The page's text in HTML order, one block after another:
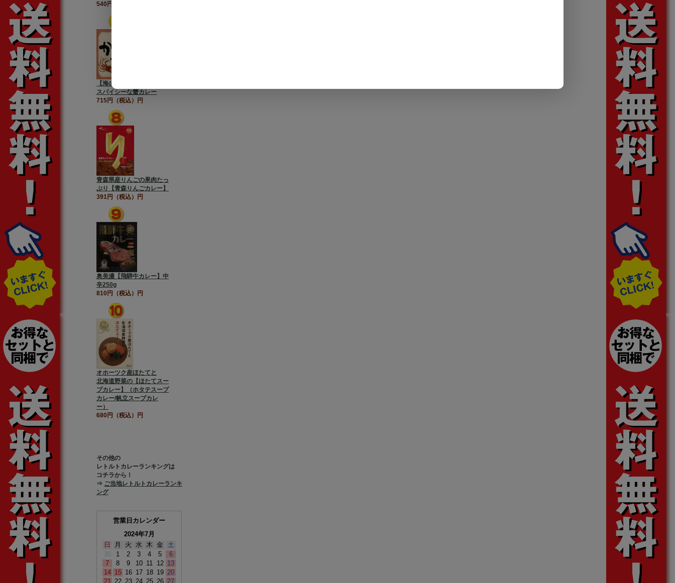
540円（税込）円
【海の幸かにカレー】
スパイシーな蟹カレー
715円（税込）円
青森県産りんごの果肉たっ
ぷり【青森りんごカレー】
391円（税込）円
奥美濃【飛騨牛カレー】中
辛250g
810円（税込）円
オホーツク産ほたてと
北海道野菜の【ほたてスー
プカレー】（ホタテスープ
カレー/帆立スープカレ
ー）
680円（税込）円
その他の
レトルトカレーランキングは
コチラから！
⇒ ご当地レトルトカレーランキ
ング
営業日カレンダー
2024年7月
日
月 火 水 木 金
土
30
1 2 3 4 5
6
7
8 9 10 11 12 13
14 15 16 17 18 19 20
21
22 23 24 25 26 27